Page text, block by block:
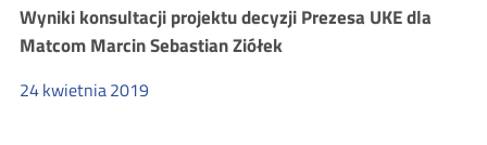
Prezesa
UKE
dla
Polska
Wyniki konsultacji projektu decyzji Prezesa UKE dla
Matcom Marcin Sebastian Ziółek
24kwietnia2019